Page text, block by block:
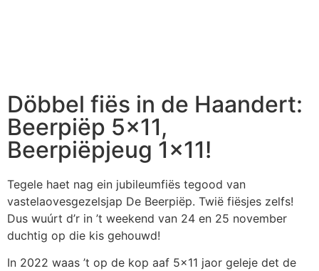
Döbbel fiës in de Haandert:
Beerpiëp 5×11,
Beerpiëpjeug 1×11!
Tegele haet nag ein jubileumfiës tegood van
vastelaovesgezelsjap De Beerpiëp. Twië fiësjes zelfs!
Dus wuúrt d’r in ’t weekend van 24 en 25 november
duchtig op die kis gehouwd!
In 2022 waas ’t op de kop aaf 5×11 jaor geleje det de